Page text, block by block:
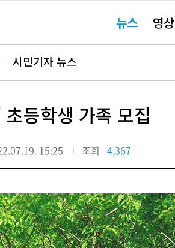
요뉴스 영상
시민기자 뉴스
등학생 가족 모집
15:25 조회 4,367